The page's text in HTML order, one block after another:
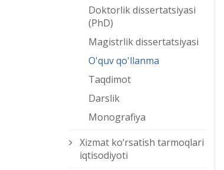
Doktorlik dissertatsiyasi
(PhD)
Magistrlik dissertatsiyasi
O'quv qo'llanma
Taqdimot
Darslik
Monografiya
Xizmat kо‘rsatish tarmoqlari
iqtisodiyoti